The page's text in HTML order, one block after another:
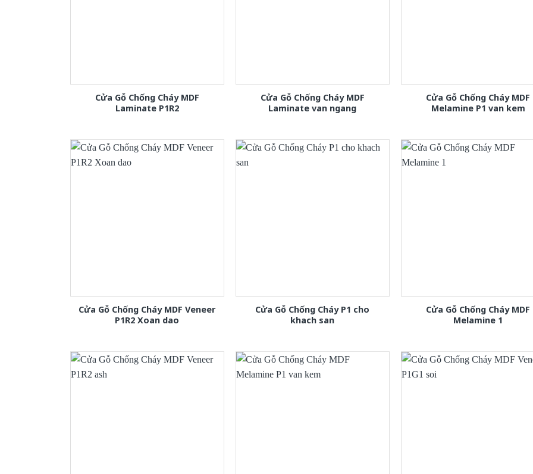
Cửa Gỗ Chống Cháy MDF
Laminate P1R2
Cửa Gỗ Chống Cháy MDF
Laminate van ngang
Cửa Gỗ Chống Cháy MDF
Melamine P1 van kem
Cửa Gỗ Chống Cháy MDF Veneer
P1R2 Xoan dao
Cửa Gỗ Chống Cháy P1 cho
khach san
Cửa Gỗ Chống Cháy MDF
Melamine 1